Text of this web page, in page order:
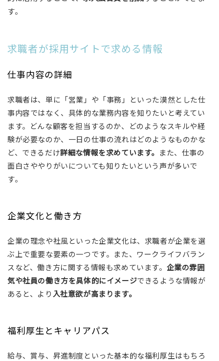
す。
求職者が採用サイトで求める情報
仕事内容の詳細
求職者は、単に「営業」や「事務」といった漠然とした仕
事内容ではなく、具体的な業務内容を知りたいと考えてい
ます。どんな顧客を担当するのか、どのようなスキルや経
験が必要なのか、一日の仕事の流れはどのようなものかな
ど、できるだけ詳細な情報を求めています。 また、仕事の
面白さややりがいについても知りたいという声が多いで
す。
企業文化と働き方
企業の理念や社風といった企業文化は、求職者が企業を選
ぶ上で重要な要素の一つです。また、ワークライフバラン
スなど、働き方に関する情報も求めています。 企業の雰囲
気や社員の働き方を具体的にイメージできるような情報が
あると、より 入社意欲が高まります。
福利厚生とキャリアパス
給与、賞与、昇進制度といった基本的な福利厚生はもちろ